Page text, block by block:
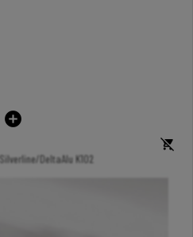
DeltaAlu K102